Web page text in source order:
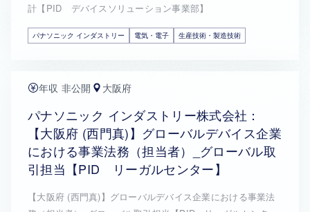
計【PID デバイスソリューション事業部】
パナソニック インダストリー 電気・電子 生産技術・製造技術
年収 非公開 大阪府
パナソニック インダストリー株式会社：
【大阪府 (西門真)】グローバルデバイス企業
における事業法務（担当者）_グローバル取
引担当【PID リーガルセンター】
【大阪府 (西門真)】グローバルデバイス企業における事業法